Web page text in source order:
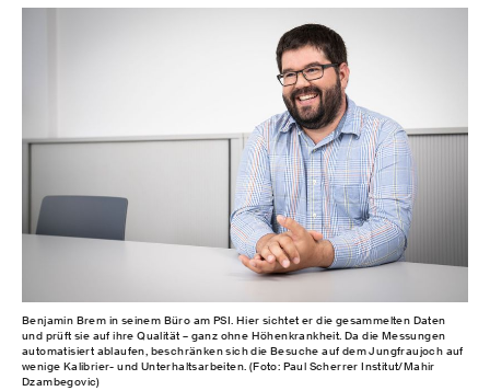
Benjamin Brem in seinem Büro am PSI. Hier sichtet er die gesammelten Daten
und prüft sie auf ihre Qualität – ganz ohne Höhenkrankheit. Da die Messungen
automatisiert ablaufen, beschränken sich die Besuche auf dem Jungfraujoch auf
wenige Kalibrier- und Unterhaltsarbeiten. (Foto: Paul Scherrer Institut/Mahir
Dzambegovic)